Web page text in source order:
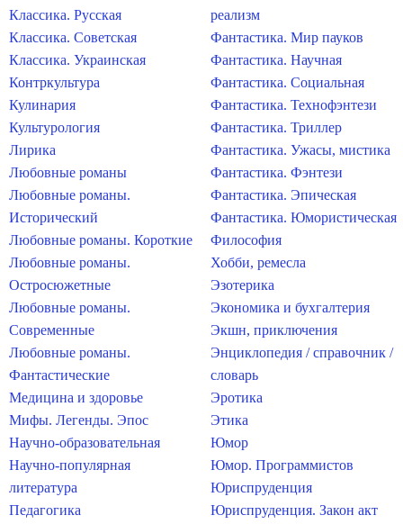
Классика. Русская
Классика. Советская
Классика. Украинская
Контркультура
Кулинария
Культурология
Лирика
Любовные романы
Любовные романы.
Исторический
Любовные романы. Короткие
Любовные романы.
Остросюжетные
Любовные романы.
Современные
Любовные романы.
Фантастические
Медицина и здоровье
Мифы. Легенды. Эпос
Научно-образовательная
Научно-популярная
литература
Педагогика
реализм
Фантастика. Мир пауков
Фантастика. Научная
Фантастика. Социальная
Фантастика. Технофэнтези
Фантастика. Триллер
Фантастика. Ужасы, мистика
Фантастика. Фэнтези
Фантастика. Эпическая
Фантастика. Юмористическая
Философия
Хобби, ремесла
Эзотерика
Экономика и бухгалтерия
Экшн, приключения
Энциклопедия / справочник /
словарь
Эротика
Этика
Юмор
Юмор. Программистов
Юриспруденция
Юриспруденция. Закон акт